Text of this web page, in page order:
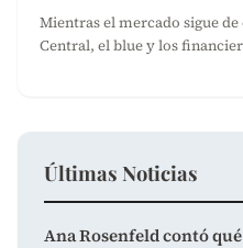
Mientras el mercado sigue
Central, el blue y los
Últimas Noticias
Ana Rosenfeld contó